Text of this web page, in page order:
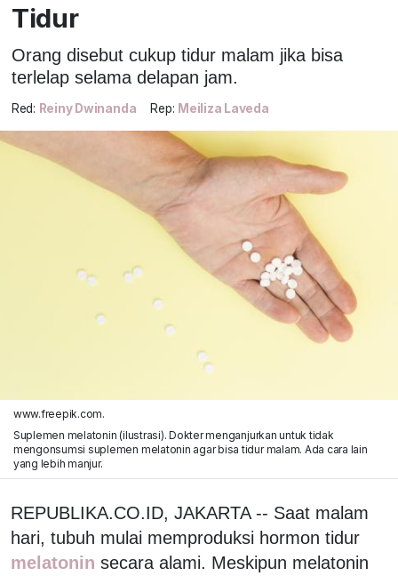
Tidur
Orang disebut cukup tidur malam jika bisa
terlelap selama delapan jam.
Red: Reiny Dwinanda Rep: Meiliza Laveda
www.freepik.com.
Suplemen melatonin (ilustrasi). Dokter menganjurkan untuk tidak
mengonsumsi suplemen melatonin agar bisa tidur malam. Ada cara lain
yang lebih manjur.
REPUBLIKA.CO.ID, JAKARTA -- Saat malam
hari, tubuh mulai memproduksi hormon tidur
melatonin secara alami. Meskipun melatonin